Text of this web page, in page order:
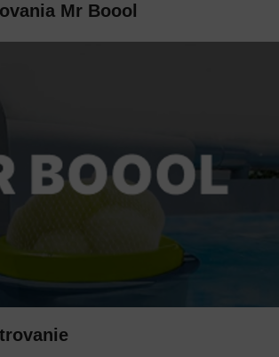
Mr Boool